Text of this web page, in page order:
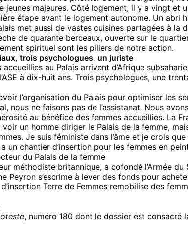
jeunes majeures. Côté logement, il y a vingt
étape avant le logement autonome. Un
met aussi de vastes cuisines partagées à
de quarante berceaux, ouverte sur le
spirituel sont les piliers de notre action.
trois psychologues, un juriste
au Palais arrivent d’Afrique
à dix-huit ans. Trois psychologues, une
l’organisation du Palais pour optimiser les
nous ne faisons pas de l’assistanat. Nous
au bénéfice des femmes accueillies. La
voir un homme diriger le Palais de la femme,
Je suis féministe dans l’âme et je crois
un chantier d’insertion pour les femmes en
du Palais de la femme
méthodiste britannique, a cofondé l’Armée
Peyron s’escrime à lever des fonds pour
Terre de Femmes remobilise des
, numéro 180 dont le dossier est consacré